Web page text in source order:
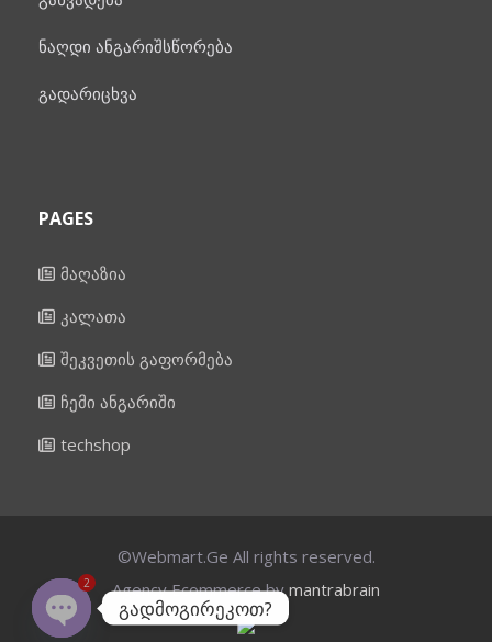
ნაღდი ანგარიშსწორება
გადარიცხვა
PAGES
მაღაზია
კალათა
შეკვეთის გაფორმება
ჩემი ანგარიში
techshop
©Webmart.Ge All rights reserved.
Agency Ecommerce bymantrabrain
გადმოგირეკოთ?
2